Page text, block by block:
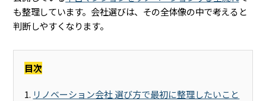
も整理しています。会社選びは、その全体像の中で考えると
判断しやすくなります。
目次
リノベーション会社 選び方で最初に整理したいこと